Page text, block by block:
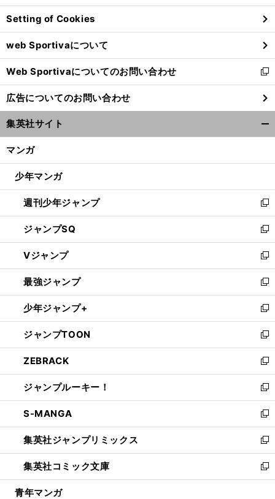
ッカールール改正でハンドの基準再定義
反則になるケースは
ン
ド
ウ
で
開
く
Setting of Cookies
web Sportivaについて
Web Sportivaについてのお問い合わせ
新
し
い
ウ
ィ
ン
ウ
開
く
広告についてのお問い合わせ
集英社サイト
マンガ
少年マンガ
週刊少年ジャンプ
新
し
い
ウ
ィ
ン
ド
ウ
で
開
く
ジャンプSQ
新
し
い
ウ
ィ
ン
ド
ウ
で
開
く
Vジャンプ
新
し
い
ウ
ィ
ン
ド
ウ
で
開
く
最強ジャンプ
新
し
い
ウ
ィ
ン
ド
ウ
で
開
く
少年ジャンプ+
新
し
い
ウ
ィ
ン
ド
ウ
で
開
く
ジャンプTOON
新
し
い
ウ
ィ
ン
ド
ウ
で
開
く
ZEBRACK
新
し
い
ウ
ィ
ン
ド
ウ
で
開
ジャンプルーキー！
新
し
い
ウ
ィ
ン
ド
ウ
S-MANGA
新
し
い
ウ
ィ
ン
集英社ジャンプリミックス
新
し
い
ウ
集英社コミック文庫
新
し
青年マンガ